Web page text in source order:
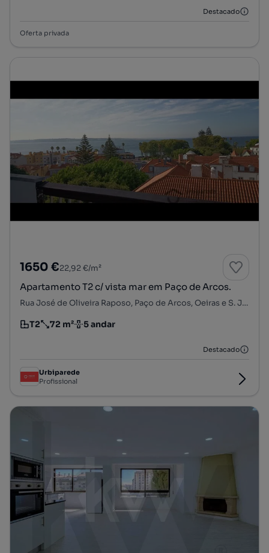
Destacado
Oferta privada
1650 €22,92 €/m²
Apartamento T2 c/ vista mar em Paço de Arcos.
Rua José de Oliveira Raposo, Paço de Arcos, Oeiras e S. Julião da Barra, Paço de Arcos e Caxias, Oeiras, Lisboa
Tipologia
T2
Preço por metro quadrado
72 m²
Andar 5 andar
Destacado
Urbiparede
Profissional